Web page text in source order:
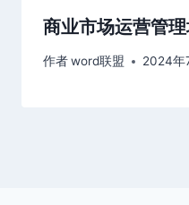
商业市场运营管
作者word联盟 2024年